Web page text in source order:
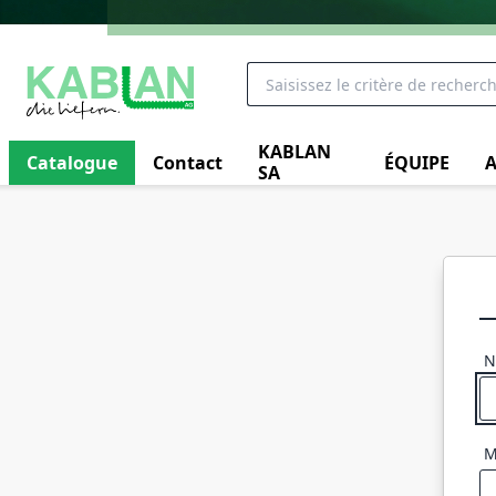
Catalogue Contact
KABLAN
SA
ÉQUIPE